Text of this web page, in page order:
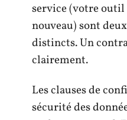
service (votre
nouveau) sont
distincts. Un
clairement.
Les clauses de
sécurité des